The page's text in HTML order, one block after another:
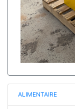
ALIMENTAIRE